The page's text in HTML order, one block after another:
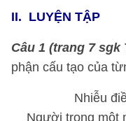
II. LUYỆN TẬP
Câu 1 (trang 7 sgk
phận cấu tạo của
Nhiễu
Người trong một